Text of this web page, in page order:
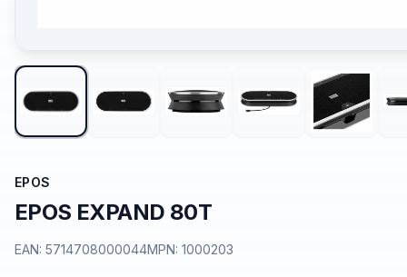
EPOS
EPOS EXPAND 80T
EAN: 5714708000044MPN: 1000203